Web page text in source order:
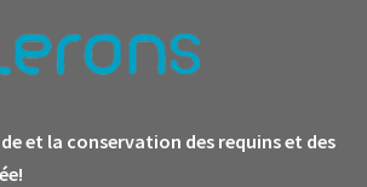
et la conservation des requins et des